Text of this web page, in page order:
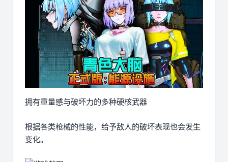
拥有重量感与破坏力的多种硬核武器
根据各类枪械的性能，给予敌人的破坏表现也会发生
变化。